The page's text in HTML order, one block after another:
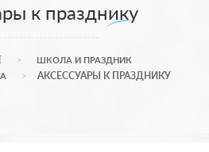
к празднику
ШКОЛА И ПРАЗДНИК
АКСЕССУАРЫ К ПРАЗДНИКУ